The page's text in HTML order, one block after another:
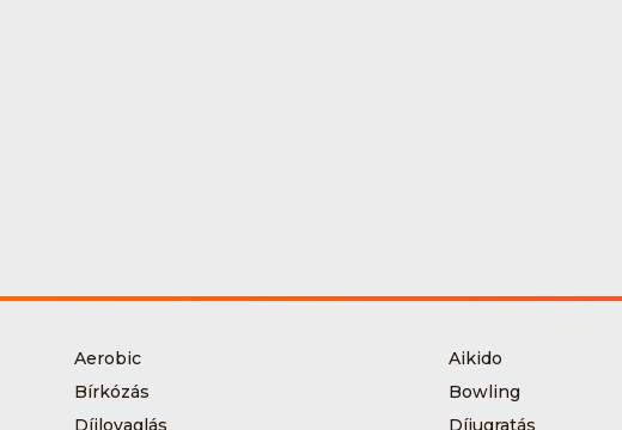
Aerobic Aikido
Bírkózás
Bowling
Díjlovaglás
Díjugratás